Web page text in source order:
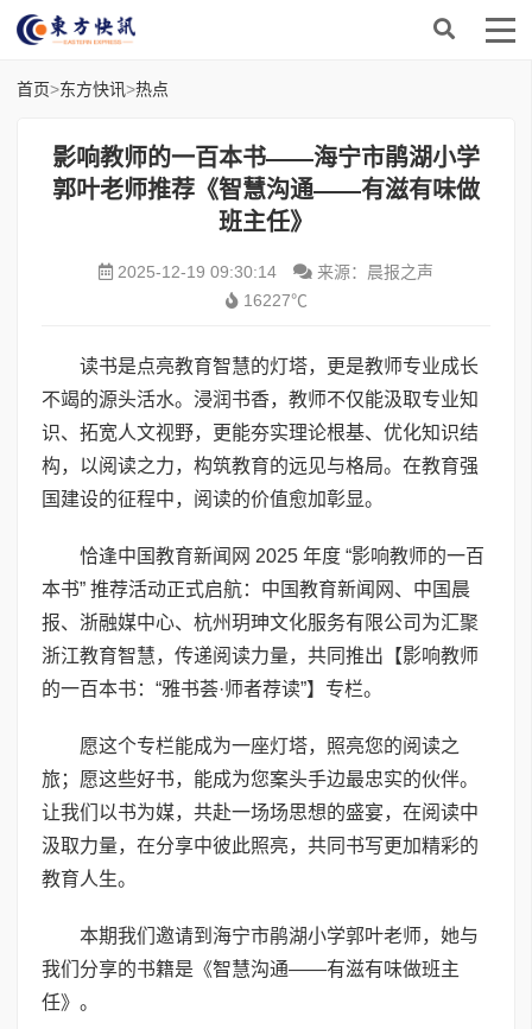
首页>东方快讯>热点
影响教师的一百本书——海宁市鹃湖小学
郭叶老师推荐《智慧沟通——有滋有味做
班主任》
2025-12-19 09:30:14
来源：晨报之声
16227℃
读书是点亮教育智慧的灯塔，更是教师专业成长
不竭的源头活水。浸润书香，教师不仅能汲取专业知
识、拓宽人文视野，更能夯实理论根基、优化知识结
构，以阅读之力，构筑教育的远见与格局。在教育强
国建设的征程中，阅读的价值愈加彰显。
恰逢中国教育新闻网 2025 年度 “影响教师的一百
本书” 推荐活动正式启航：中国教育新闻网、中国晨
报、浙融媒中心、杭州玥珅文化服务有限公司为汇聚
浙江教育智慧，传递阅读力量，共同推出【影响教师
的一百本书：“雅书荟·师者荐读”】专栏。
愿这个专栏能成为一座灯塔，照亮您的阅读之
旅；愿这些好书，能成为您案头手边最忠实的伙伴。
让我们以书为媒，共赴一场场思想的盛宴，在阅读中
汲取力量，在分享中彼此照亮，共同书写更加精彩的
教育人生。
本期我们邀请到海宁市鹃湖小学郭叶老师，她与
我们分享的书籍是《智慧沟通——有滋有味做班主
任》。